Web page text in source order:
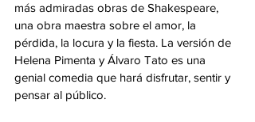
más admiradas obras de Shakespeare,
una obra maestra sobre el amor, la
pérdida, la locura y la fiesta. La versión de
Helena Pimenta y Álvaro Tato es una
genial comedia que hará disfrutar, sentir y
pensar al público.